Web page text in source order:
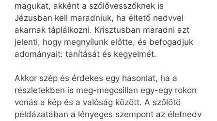
magukat, akként a szőlővesszőknek is
Jézusban kell maradniuk, ha éltető nedvvel
akarnak táplálkozni. Krisztusban maradni azt
jelenti, hogy megnyílunk előtte, és befogadjuk
adományait: tanítását és kegyelmét.
Akkor szép és érdekes egy hasonlat, ha a
részletekben is meg-megcsillan egy-egy rokon
vonás a kép és a valóság között. A szőlőtő
példázatában a lényeges szempont az életnedv